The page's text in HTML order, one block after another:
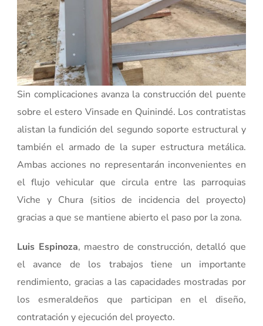
Sin complicaciones avanza la construcción del puente
sobre el estero Vinsade en Quinindé. Los contratistas
alistan la fundición del segundo soporte estructural y
también el armado de la super estructura metálica.
Ambas acciones no representarán inconvenientes en
el flujo vehicular que circula entre las parroquias
Viche y Chura (sitios de incidencia del proyecto)
gracias a que se mantiene abierto el paso por la zona.
Luis Espinoza, maestro de construcción, detalló que
el avance de los trabajos tiene un importante
rendimiento, gracias a las capacidades mostradas por
los esmeraldeños que participan en el diseño,
contratación y ejecución del proyecto.